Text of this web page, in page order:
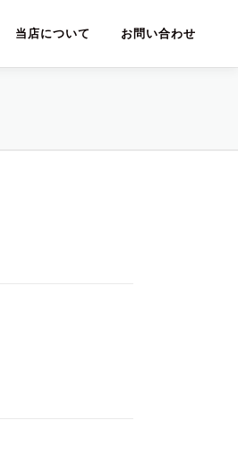
当店について お問い合わせ